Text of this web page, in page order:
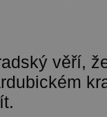
věří,